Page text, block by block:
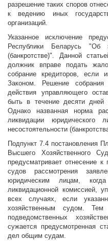
разрешение таких споров
к ведению иных
организаций.
Указанное исключение
Республики Беларусь "Об
(банкротстве)". Данной
должник вправе подать
собрание кредиторов, если
Законом. Решение
действия управляющего
быть в течение десяти дней
Однако названная норма
ликвидации юридического
несостоятельности
Подпункт 7.4 постановления
Высшего
предусматривает отнесение к
судов рассмотрения
юридическим лицам,
ликвидационной комиссией,
всех случаях, если
хозяйственным судом.
подведомственных
сужается предусмотренная
дел общим судам.